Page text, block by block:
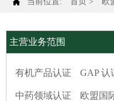
主营业务范围
有机产品认证 GAP 认
中药领域认证 欧盟国